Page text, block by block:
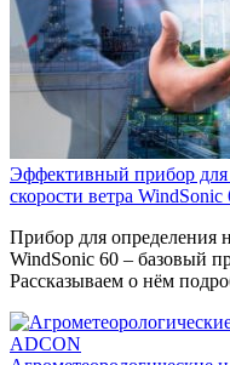
Эффективный прибор для
скорости ветра WindSonic
Прибор для определения
WindSonic 60 – базовый
Рассказываем о нём